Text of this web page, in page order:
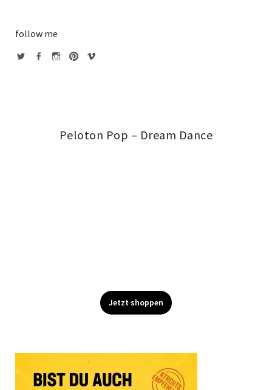
follow me
Peloton Pop – Dream Dance
Jetzt shoppen